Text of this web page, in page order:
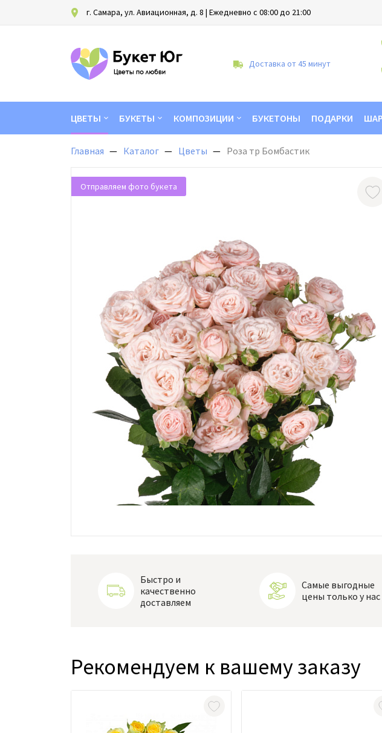
г. Самара, ул. Авиационная, д. 8 | Ежедневно с 08:00 до 21:00
Доставка от 45 минут
ЦВЕТЫ БУКЕТЫ КОМПОЗИЦИИ БУКЕТОНЫ ПОДАРКИ
Главная Каталог Цветы Роза тр Бомбастик
Отправляем фото букета
Быстро и
качественно
доставляем
Самые выгодные
цены только у нас
Рекомендуем к вашему заказу